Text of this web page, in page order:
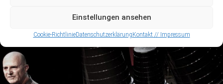
Einstellungen ansehen
Cookie-RichtlinieDatenschutzerklärungKontakt // Impressum